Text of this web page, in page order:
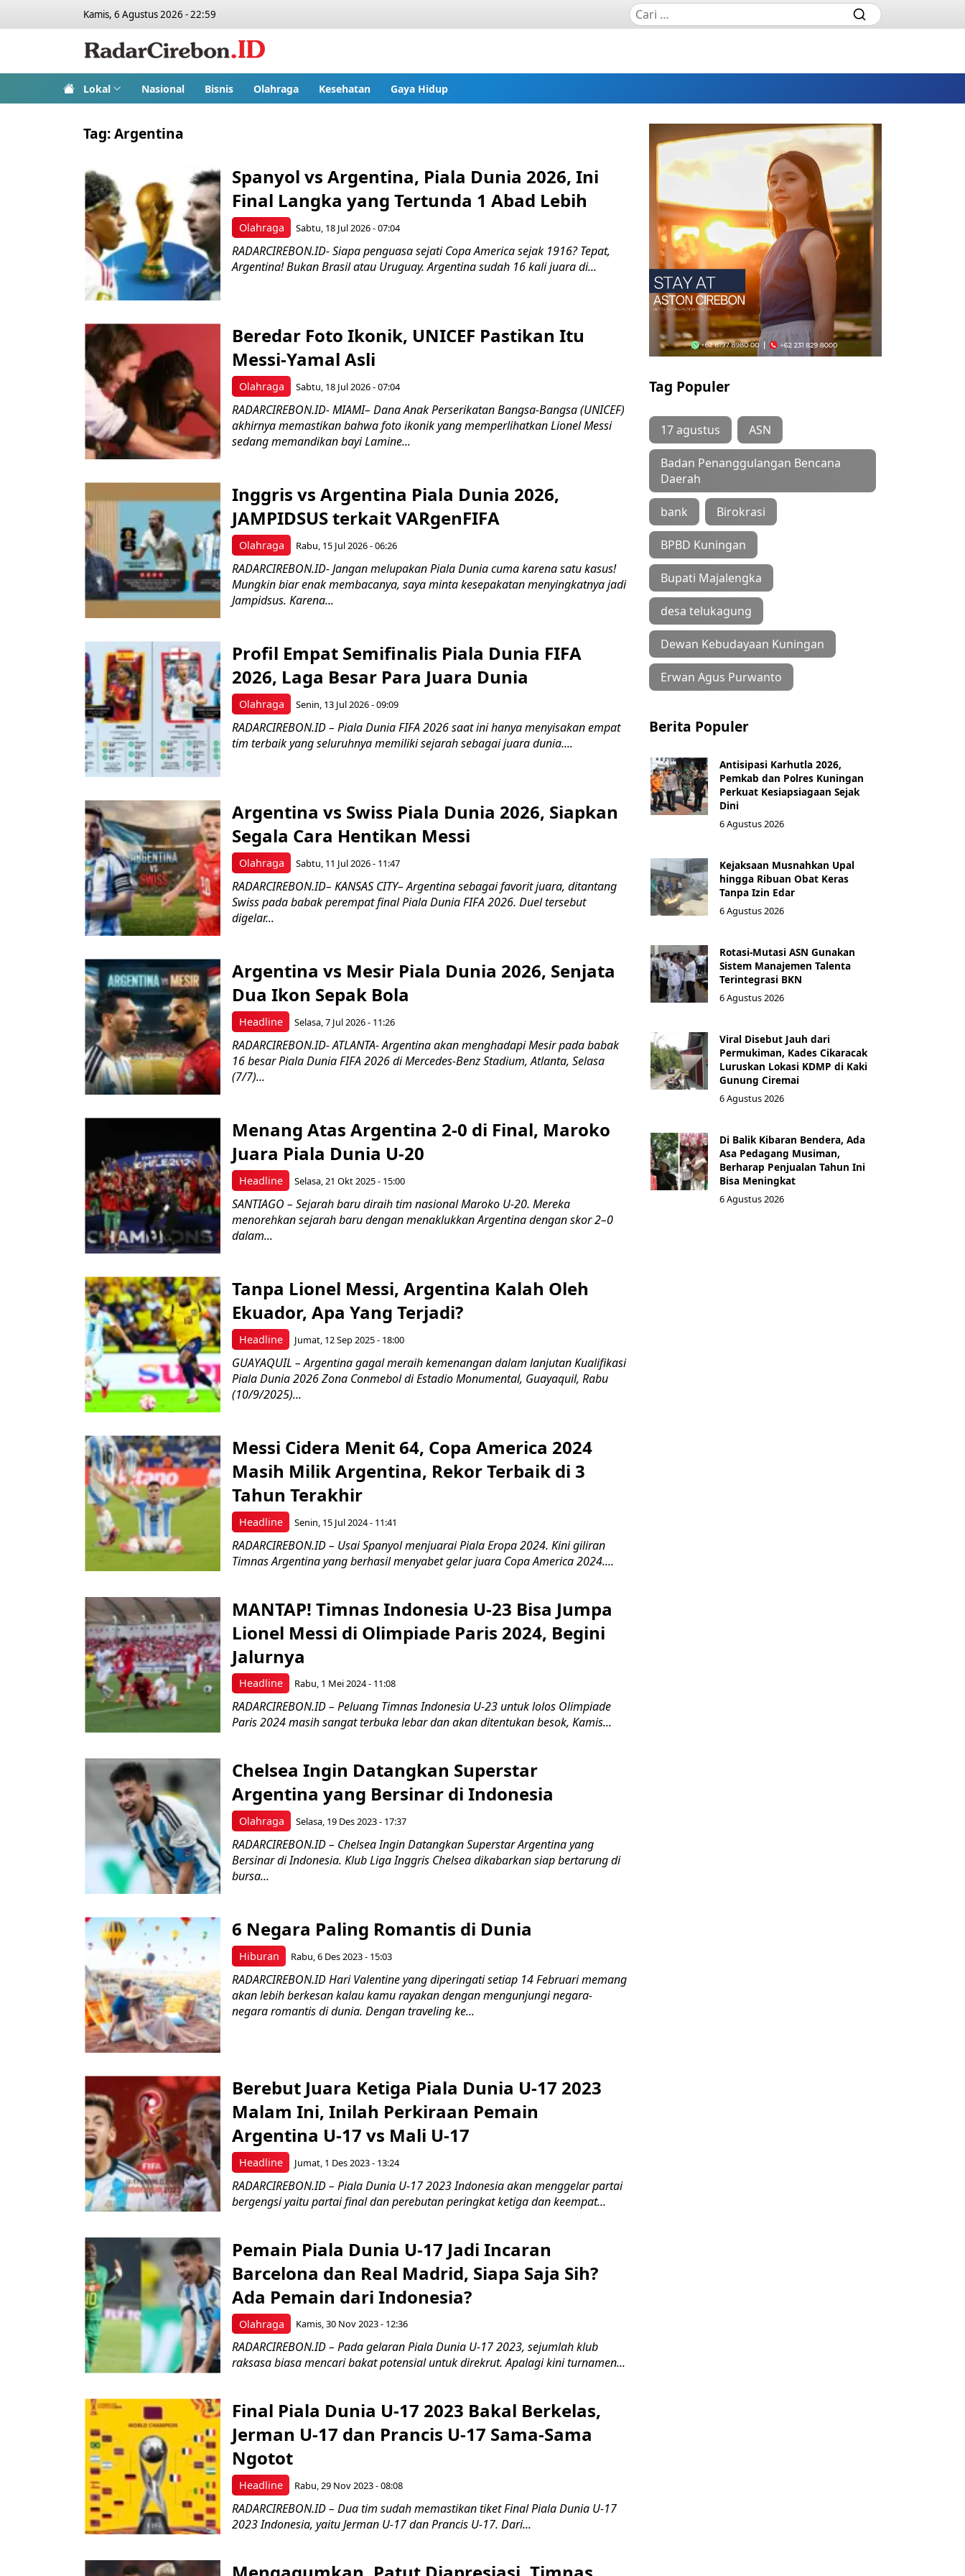
Kamis, 6 Agustus 2026 - 22:59
Lokal Nasional Bisnis Olahraga Kesehatan Gaya Hidup
Tag:Argentina
Olahraga
Spanyol vs Argentina, Piala Dunia 2026, Ini
Final Langka yang Tertunda 1 Abad Lebih
Sabtu, 18 Jul 2026 - 07:04
RADARCIREBON.ID- Siapa penguasa sejati Copa America sejak 1916? Tepat,
Argentina! Bukan Brasil atau Uruguay. Argentina sudah 16 kali juara di...
Olahraga
Beredar Foto Ikonik, UNICEF Pastikan Itu
Messi-Yamal Asli
Sabtu, 18 Jul 2026 - 07:04
RADARCIREBON.ID- MIAMI– Dana Anak Perserikatan Bangsa-Bangsa (UNICEF)
akhirnya memastikan bahwa foto ikonik yang memperlihatkan Lionel Messi
sedang memandikan bayi Lamine...
Olahraga
Inggris vs Argentina Piala Dunia 2026,
JAMPIDSUS terkait VARgenFIFA
Rabu, 15 Jul 2026 - 06:26
RADARCIREBON.ID- Jangan melupakan Piala Dunia cuma karena satu kasus!
Mungkin biar enak membacanya, saya minta kesepakatan menyingkatnya jadi
Jampidsus. Karena...
Olahraga
Profil Empat Semifinalis Piala Dunia FIFA
2026, Laga Besar Para Juara Dunia
Senin, 13 Jul 2026 - 09:09
RADARCIREBON.ID – Piala Dunia FIFA 2026 saat ini hanya menyisakan empat
tim terbaik yang seluruhnya memiliki sejarah sebagai juara dunia....
Olahraga
Argentina vs Swiss Piala Dunia 2026, Siapkan
Segala Cara Hentikan Messi
Sabtu, 11 Jul 2026 - 11:47
RADARCIREBON.ID– KANSAS CITY– Argentina sebagai favorit juara, ditantang
Swiss pada babak perempat final Piala Dunia FIFA 2026. Duel tersebut
digelar...
Headline
Argentina vs Mesir Piala Dunia 2026, Senjata
Dua Ikon Sepak Bola
Selasa, 7 Jul 2026 - 11:26
RADARCIREBON.ID- ATLANTA- Argentina akan menghadapi Mesir pada babak
16 besar Piala Dunia FIFA 2026 di Mercedes-Benz Stadium, Atlanta, Selasa
(7/7)...
Headline
Menang Atas Argentina 2-0 di Final, Maroko
Juara Piala Dunia U-20
Selasa, 21 Okt 2025 - 15:00
SANTIAGO – Sejarah baru diraih tim nasional Maroko U-20. Mereka
menorehkan sejarah baru dengan menaklukkan Argentina dengan skor 2–0
dalam...
Headline
Tanpa Lionel Messi, Argentina Kalah Oleh
Ekuador, Apa Yang Terjadi?
Jumat, 12 Sep 2025 - 18:00
GUAYAQUIL – Argentina gagal meraih kemenangan dalam lanjutan Kualifikasi
Piala Dunia 2026 Zona Conmebol di Estadio Monumental, Guayaquil, Rabu
(10/9/2025)...
Headline
Messi Cidera Menit 64, Copa America 2024
Masih Milik Argentina, Rekor Terbaik di 3
Tahun Terakhir
Senin, 15 Jul 2024 - 11:41
RADARCIREBON.ID – Usai Spanyol menjuarai Piala Eropa 2024. Kini giliran
Timnas Argentina yang berhasil menyabet gelar juara Copa America 2024....
Headline
MANTAP! Timnas Indonesia U-23 Bisa Jumpa
Lionel Messi di Olimpiade Paris 2024, Begini
Jalurnya
Rabu, 1 Mei 2024 - 11:08
RADARCIREBON.ID – Peluang Timnas Indonesia U-23 untuk lolos Olimpiade
Paris 2024 masih sangat terbuka lebar dan akan ditentukan besok, Kamis...
Olahraga
Chelsea Ingin Datangkan Superstar
Argentina yang Bersinar di Indonesia
Selasa, 19 Des 2023 - 17:37
RADARCIREBON.ID – Chelsea Ingin Datangkan Superstar Argentina yang
Bersinar di Indonesia. Klub Liga Inggris Chelsea dikabarkan siap bertarung di
bursa...
Hiburan
6 Negara Paling Romantis di Dunia
Rabu, 6 Des 2023 - 15:03
RADARCIREBON.ID Hari Valentine yang diperingati setiap 14 Februari memang
akan lebih berkesan kalau kamu rayakan dengan mengunjungi negara-
negara romantis di dunia. Dengan traveling ke...
Headline
Berebut Juara Ketiga Piala Dunia U-17 2023
Malam Ini, Inilah Perkiraan Pemain
Argentina U-17 vs Mali U-17
Jumat, 1 Des 2023 - 13:24
RADARCIREBON.ID – Piala Dunia U-17 2023 Indonesia akan menggelar partai
bergengsi yaitu partai final dan perebutan peringkat ketiga dan keempat...
Olahraga
Pemain Piala Dunia U-17 Jadi Incaran
Barcelona dan Real Madrid, Siapa Saja Sih?
Ada Pemain dari Indonesia?
Kamis, 30 Nov 2023 - 12:36
RADARCIREBON.ID – Pada gelaran Piala Dunia U-17 2023, sejumlah klub
raksasa biasa mencari bakat potensial untuk direkrut. Apalagi kini turnamen...
Headline
Final Piala Dunia U-17 2023 Bakal Berkelas,
Jerman U-17 dan Prancis U-17 Sama-Sama
Ngotot
Rabu, 29 Nov 2023 - 08:08
RADARCIREBON.ID – Dua tim sudah memastikan tiket Final Piala Dunia U-17
2023 Indonesia, yaitu Jerman U-17 dan Prancis U-17. Dari...
Tag Populer
17 agustus ASN
Badan Penanggulangan Bencana
Daerah
bank Birokrasi
BPBD Kuningan
Bupati Majalengka
desa telukagung
Dewan Kebudayaan Kuningan
Erwan Agus Purwanto
Berita Populer
Antisipasi Karhutla 2026,
Pemkab dan Polres Kuningan
Perkuat Kesiapsiagaan Sejak
Dini
6 Agustus 2026
Kejaksaan Musnahkan Upal
hingga Ribuan Obat Keras
Tanpa Izin Edar
6 Agustus 2026
Rotasi-Mutasi ASN Gunakan
Sistem Manajemen Talenta
Terintegrasi BKN
6 Agustus 2026
Viral Disebut Jauh dari
Permukiman, Kades Cikaracak
Luruskan Lokasi KDMP di Kaki
Gunung Ciremai
6 Agustus 2026
Di Balik Kibaran Bendera, Ada
Asa Pedagang Musiman,
Berharap Penjualan Tahun Ini
Bisa Meningkat
6 Agustus 2026